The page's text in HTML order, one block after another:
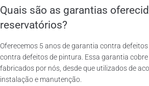
Quais são as garantias
reservatórios?
Oferecemos 5 anos de garantia contra
contra defeitos de pintura. Essa garantia
fabricados por nós, desde que utilizados de
instalação e manutenção.